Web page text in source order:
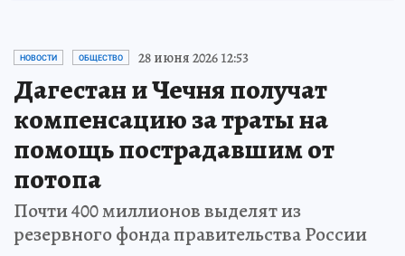
НОВОСТИ ОБЩЕСТВО 28 июня 2026 12:53
Дагестан и Чечня получат
компенсацию за траты на
помощь пострадавшим от
потопа
Почти 400 миллионов выделят из
резервного фонда правительства России